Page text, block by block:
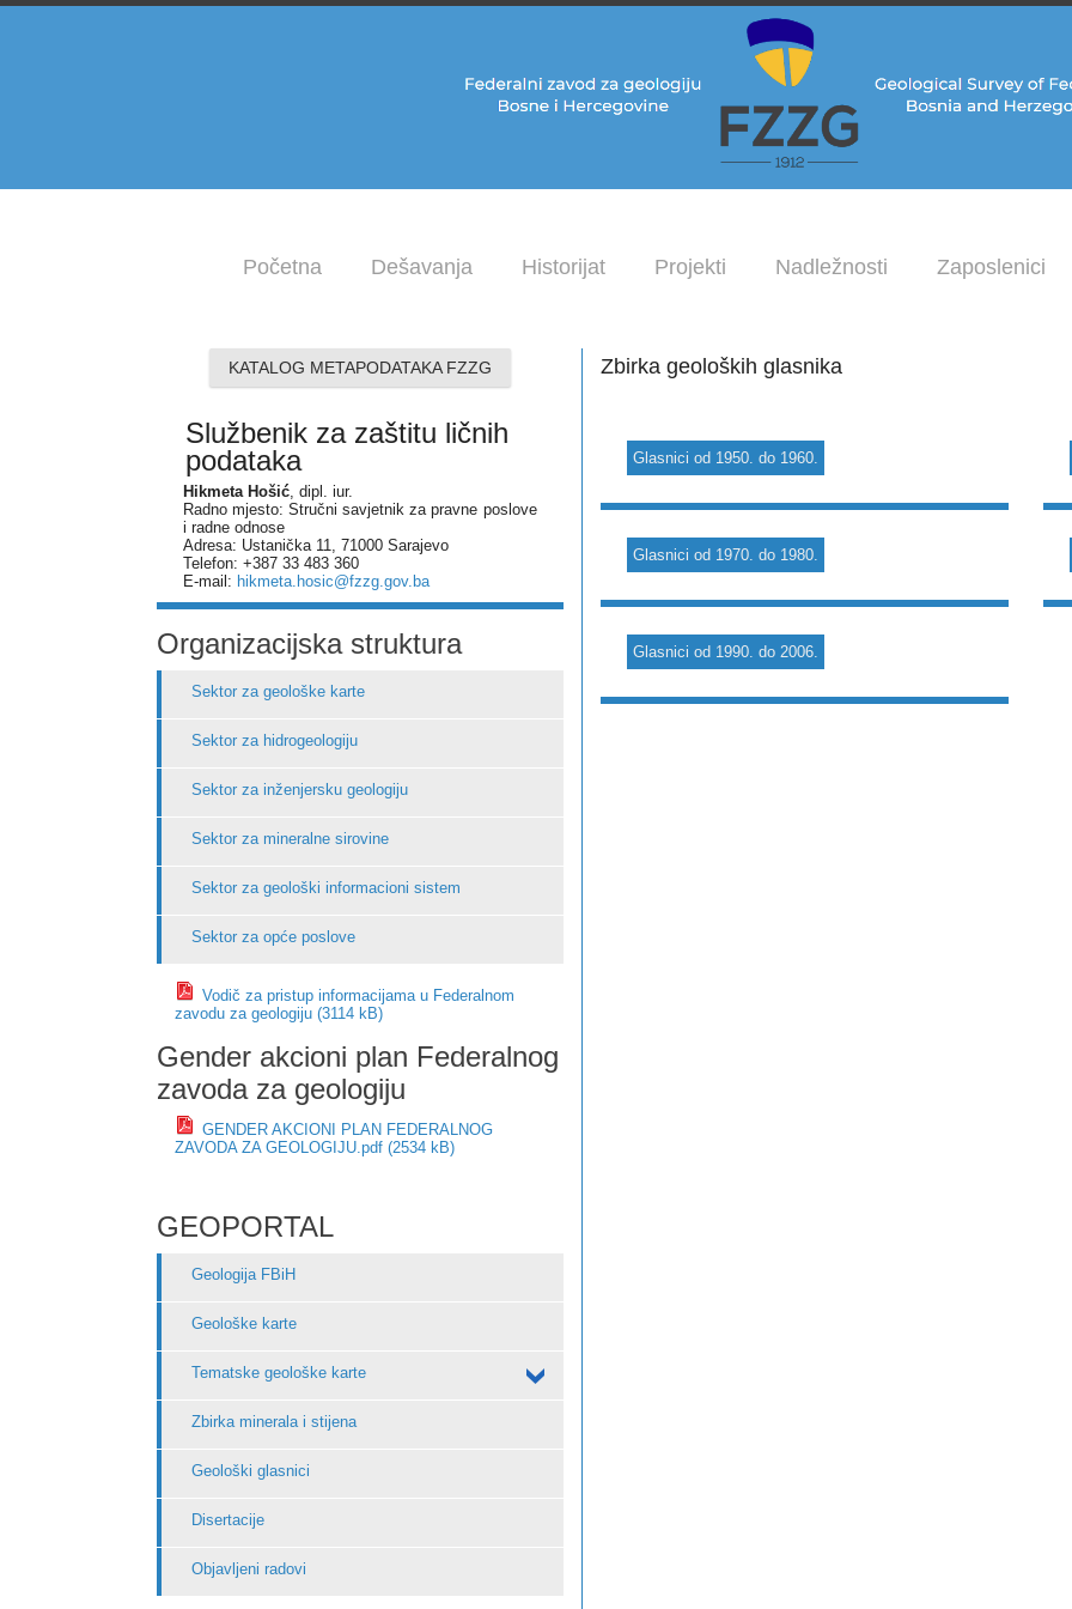
Početna Dešavanja Historijat Projekti Nadležnosti Zaposlenici
Zbirka geoloških glasnika
Glasnici od 1950. do 1960.
Glasnici od 1970. do 1980.
Glasnici od 1990. do 2006.
KATALOG METAPODATAKA FZZG
Službenik za zaštitu ličnih
podataka
Hikmeta Hošić, dipl. iur.
Radno mjesto: Stručni savjetnik za pravne poslove
i radne odnose
Adresa: Ustanička 11, 71000 Sarajevo
Telefon: +387 33 483 360
E-mail: hikmeta.hosic@fzzg.gov.ba
Organizacijska struktura
Sektor za geološke karte
Sektor za hidrogeologiju
Sektor za inženjersku geologiju
Sektor za mineralne sirovine
Sektor za geološki informacioni sistem
Sektor za opće poslove
Vodič za pristup informacijama u Federalnom
zavodu za geologiju (3114 kB)
Gender akcioni plan Federalnog
zavoda za geologiju
GENDER AKCIONI PLAN FEDERALNOG
ZAVODA ZA GEOLOGIJU.pdf (2534 kB)
GEOPORTAL
Geologija FBiH
Geološke karte
Tematske geološke karte
Zbirka minerala i stijena
Geološki glasnici
Disertacije
Objavljeni radovi